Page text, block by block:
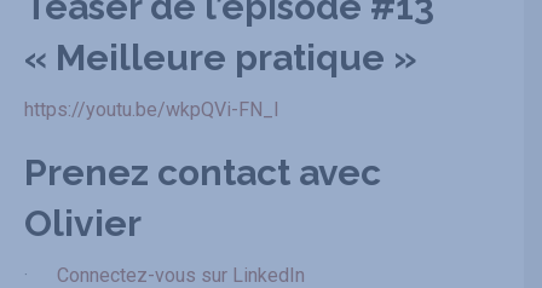
« Meilleure pratique »
https://youtu.be/wkpQVi-FN_I
Prenez contact avec
Olivier
· Connectez-vous sur LinkedIn